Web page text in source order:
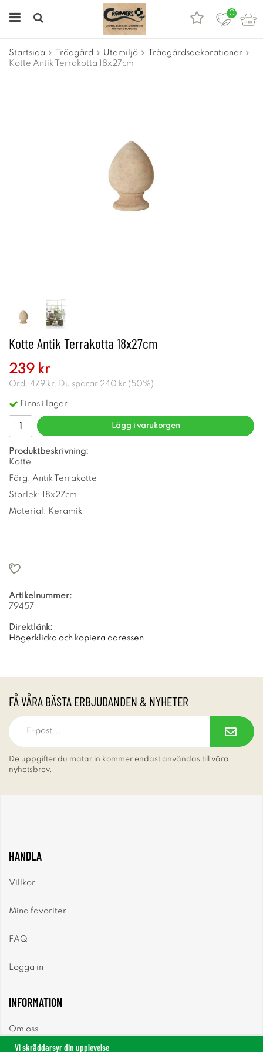
0
Startsida Trädgård Utemiljö
Trädgårdsdekorationer
Kotte Antik Terrakotta 18x27cm
Kotte Antik Terrakotta 18x27cm
239 kr
Ord. 479 kr. Du sparar 240 kr ( 50%)
Finns i lager
Lägg i varukorgen
Produktbeskrivning:
Kotte
Färg: Antik Terrakotte
Storlek: 18x27cm
Material: Keramik
Artikelnummer:
79457
Direktlänk:
Högerklicka och kopiera adressen
FÅ VÅRA BÄSTA ERBJUDANDEN & NYHETER
De uppgifter du matar in kommer endast användas till våra
nyhetsbrev.
HANDLA
Villkor
Mina favoriter
FAQ
Logga in
INFORMATION
Om oss
Vi skräddarsyr din upplevelse